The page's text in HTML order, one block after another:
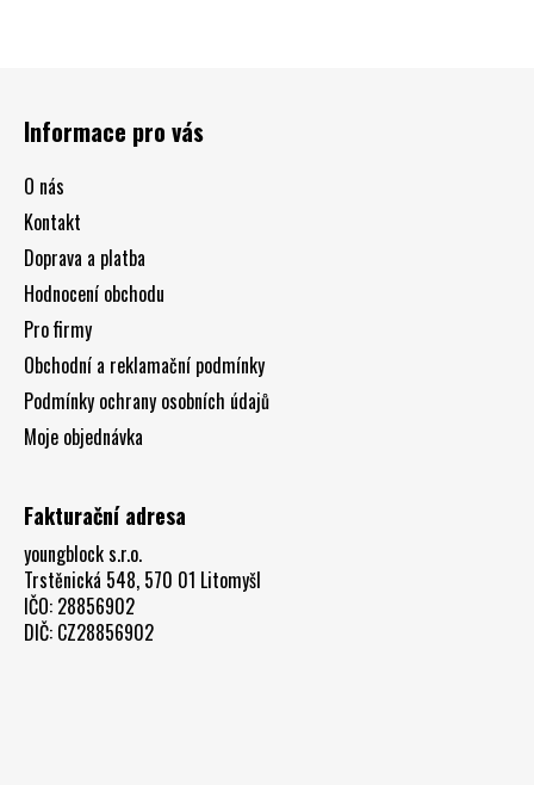
Informace pro vás
O nás
Kontakt
Doprava a platba
Hodnocení obchodu
Pro firmy
Obchodní a reklamační podmínky
Podmínky ochrany osobních údajů
Moje objednávka
Fakturační adresa
youngblock s.r.o.
Trstěnická 548, 570 01 Litomyšl
IČO: 28856902
DIČ: CZ28856902